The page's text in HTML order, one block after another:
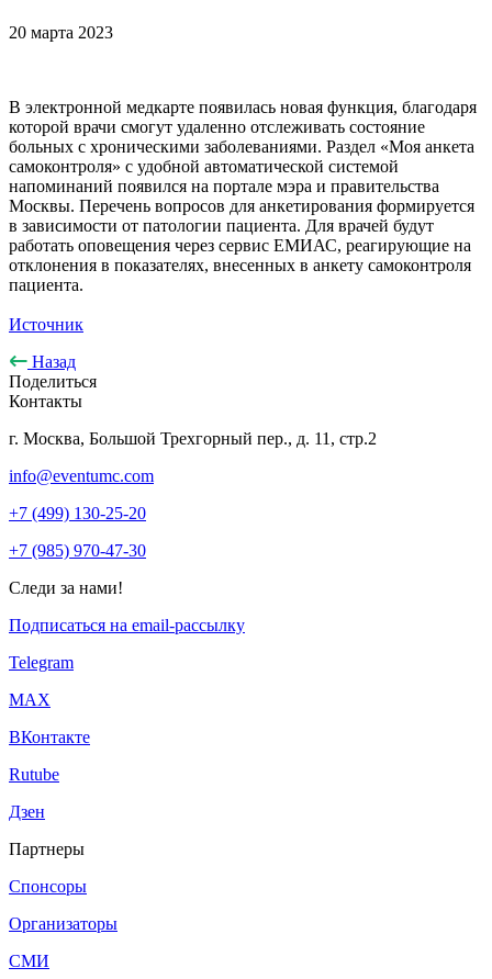
20 марта 2023
В электронной медкарте появилась новая функция, благодаря
которой врачи смогут удаленно отслеживать состояние
больных с хроническими заболеваниями. Раздел «Моя анкета
самоконтроля» с удобной автоматической системой
напоминаний появился на портале мэра и правительства
Москвы. Перечень вопросов для анкетирования формируется
в зависимости от патологии пациента. Для врачей будут
работать оповещения через сервис ЕМИАС, реагирующие на
отклонения в показателях, внесенных в анкету самоконтроля
пациента.
Источник
Назад
Поделиться
Контакты
г. Москва, Большой Трехгорный пер., д. 11, стр.2
info@eventumc.com
+7 (499) 130-25-20
+7 (985) 970-47-30
Следи за нами!
Подписаться на email-рассылку
Telegram
МАХ
ВКонтакте
Rutube
Дзен
Партнеры
Спонсоры
Организаторы
СМИ